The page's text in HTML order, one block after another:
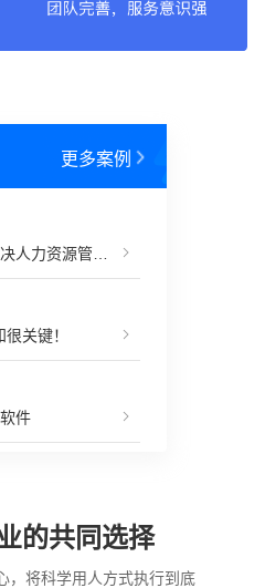
更多案例
关键！
件
的共同选择
，将科学用人方式执行到底